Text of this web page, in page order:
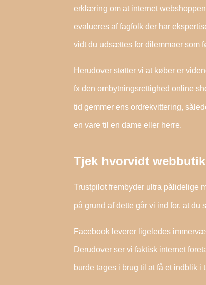
erklæring om at internet
evalueres af fagfolk der har
vidt du udsættes for dilemmaer som
Herudover støtter vi at køber er
fx den ombytningsrettighed online
tid gemmer ens ordrekvittering,
en vare til en dame eller herre.
Tjek hvorvidt
Trustpilot frembyder ultra pålidelige
på grund af dette går vi ind for, at
Facebook leverer ligeledes
Derudover ser vi faktisk internet
burde tages i brug til at få et indblik i